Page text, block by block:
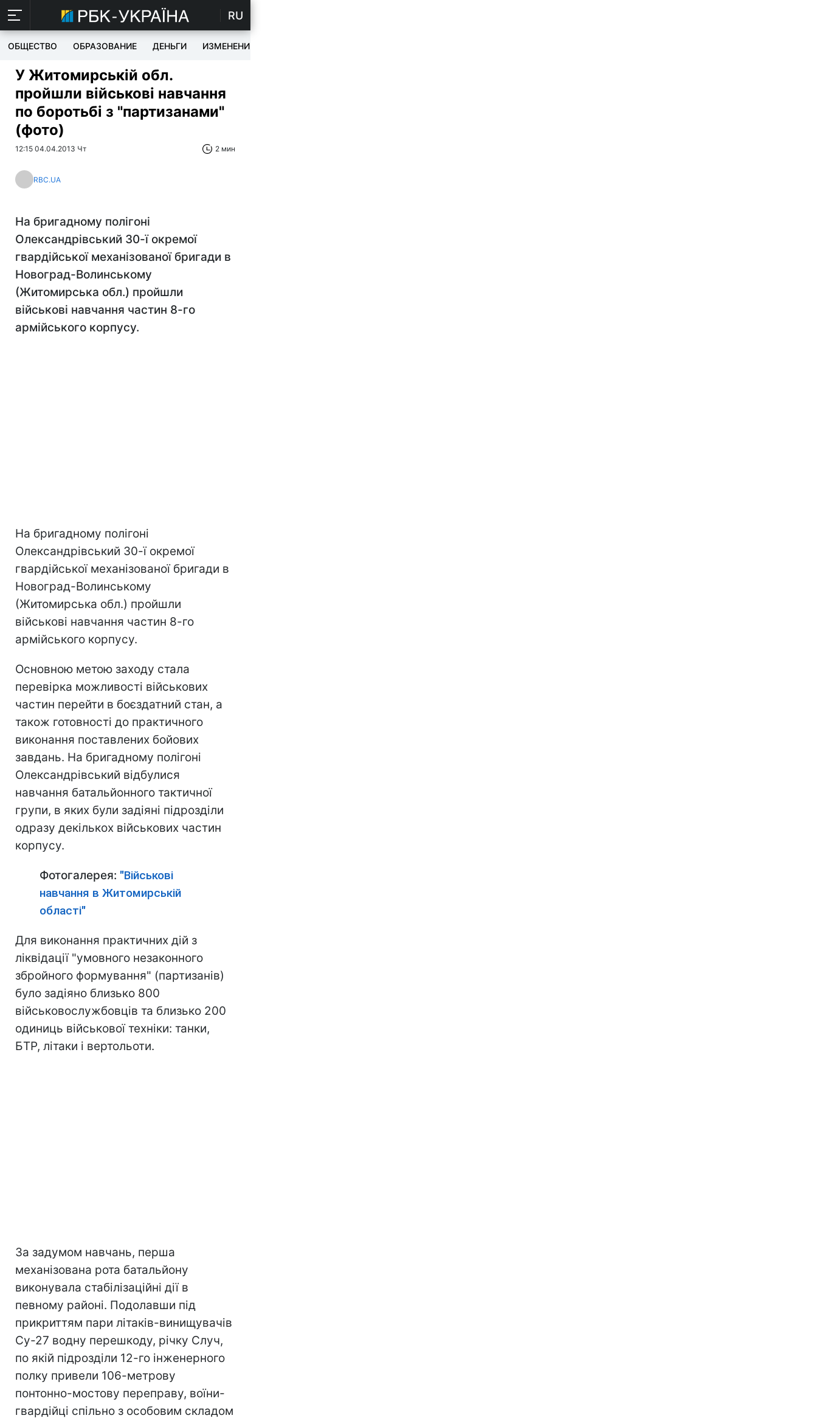
RU
ОБЩЕСТВО ОБРАЗОВАНИЕ ДЕНЬГИ ИЗМЕНЕНИЯ
У Житомирській обл.
пройшли військові навчання
по боротьбі з "партизанами"
(фото)
12:15 04.04.2013 Чт 2 мин
RBC.UA
На бригадному полігоні
Олександрівський 30-ї окремої
гвардійської механізованої бригади в
Новоград-Волинському
(Житомирська обл.) пройшли
військові навчання частин 8-го
армійського корпусу.
На бригадному полігоні
Олександрівський 30-ї окремої
гвардійської механізованої бригади в
Новоград-Волинському
(Житомирська обл.) пройшли
військові навчання частин 8-го
армійського корпусу.
Основною метою заходу стала
перевірка можливості військових
частин перейти в боєздатний стан, а
також готовності до практичного
виконання поставлених бойових
завдань. На бригадному полігоні
Олександрівський відбулися
навчання батальйонного тактичної
групи, в яких були задіяні підрозділи
одразу декількох військових частин
корпусу.
Фотогалерея: "Військові
навчання в Житомирській
області"
Для виконання практичних дій з
ліквідації "умовного незаконного
збройного формування" (партизанів)
було задіяно близько 800
військовослужбовців та близько 200
одиниць військової техніки: танки,
БТР, літаки і вертольоти.
За задумом навчань, перша
механізована рота батальйону
виконувала стабілізаційні дії в
певному районі. Подолавши під
прикриттям пари літаків-винищувачів
Су-27 водну перешкоду, річку Случ,
по якій підрозділи 12-го інженерного
полку привели 106-метрову
понтонно-мостову переправу, воїни-
гвардійці спільно з особовим складом